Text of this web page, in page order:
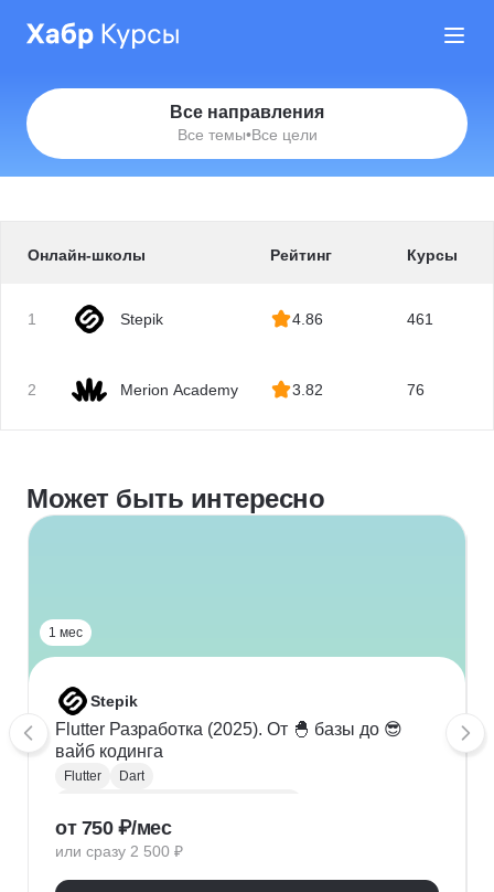
Все направления
Все темы•Все цели
Онлайн-школы Рейтинг Курсы
1 Stepik 4.86 461
2 Merion Academy 3.82 76
Может быть интересно
1 мес
Stepik
Flutter Разработка (2025). От 🐣 базы до 😎
вайб кодинга
Flutter
Dart
Вайб-кодинг
Кросс-платформенная разработка
Искусственный интеллект
CRUD
SQLite LLM IDE
от 750 ₽/мес
или сразу 2 500 ₽